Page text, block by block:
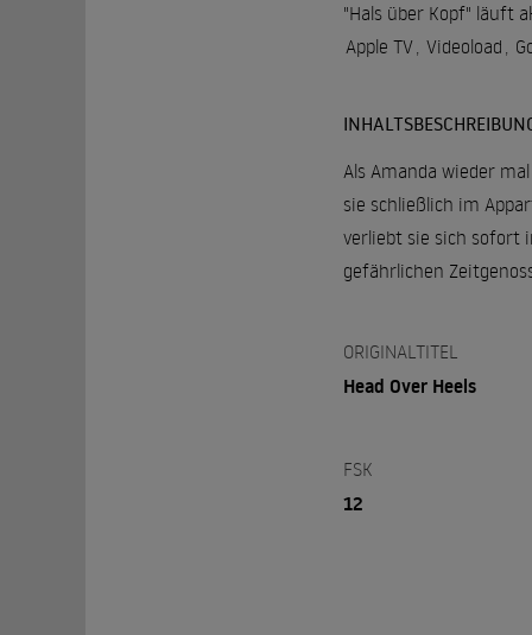
"Hals über Kopf" läuft
Apple TV, Videoload ,
Als Amanda wieder
sie schließlich im
verliebt sie sich sofort
gefährlichen
ORIGINALTITEL
Head Over Heels
FSK
12